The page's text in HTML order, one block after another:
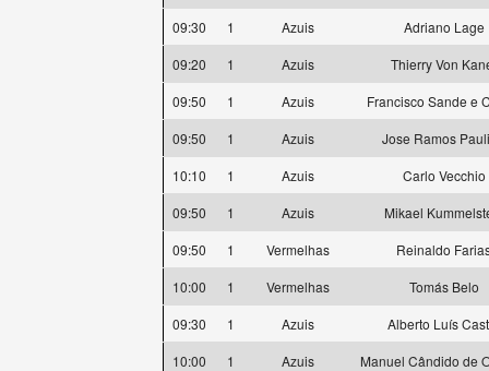
09:30
1 Azuis
Adriano Lage
09:20
1 Azuis
Thierry Von
09:50
1 Azuis
Francisco Sande e
09:50
1 Azuis
Jose Ramos
10:10
1 Azuis
Carlo Vecchio
09:50
1 Azuis
Mikael
09:50
1 Vermelhas
Reinaldo
10:00
1 Vermelhas
Tomás Belo
09:30
1 Azuis
Alberto Luís
10:00
1 Azuis
Manuel Cândido de